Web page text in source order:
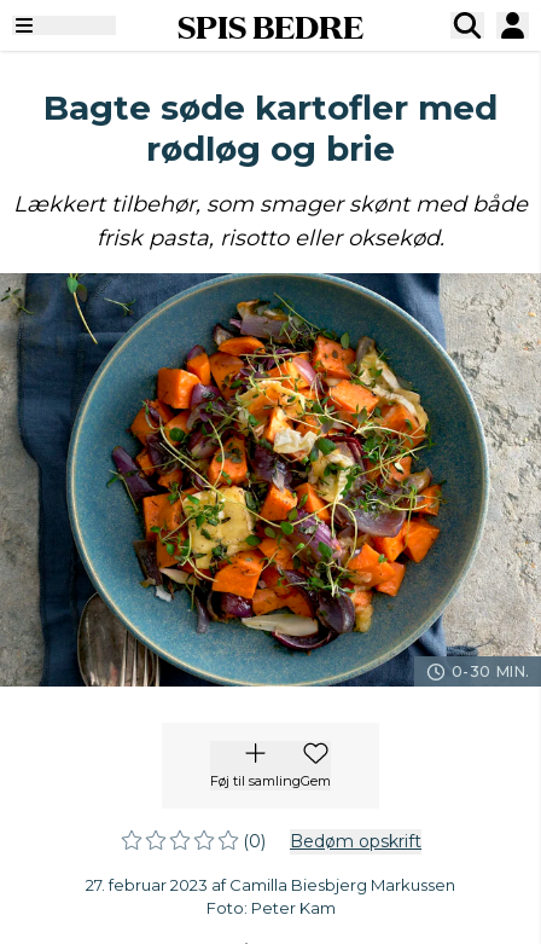
SPIS BEDRE
Bagte søde kartofler med
rødløg og brie
Lækkert tilbehør, som smager skønt med både
frisk pasta, risotto eller oksekød.
0-30 MIN.
Føj til samlingGem
(0) Bedøm opskrift
27. februar 2023 af Camilla Biesbjerg Markussen
Foto: Peter Kam